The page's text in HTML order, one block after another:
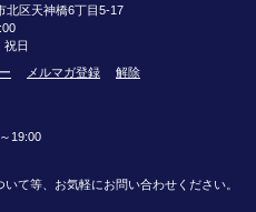
北区天神橋6丁目5-17
祝日
メルマガ登録 解除
19:00
て等、お気軽にお問い合わせください。